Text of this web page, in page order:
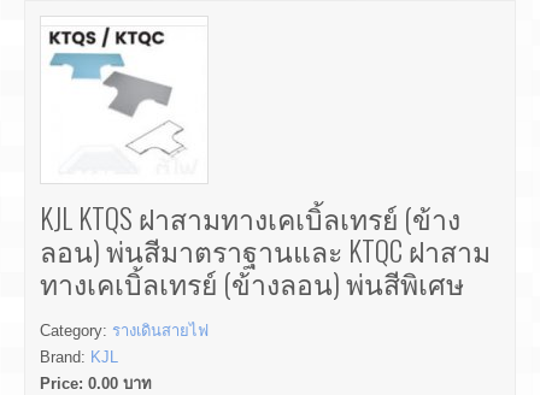
KJL KTQS ฝาสามทางเคเบิ้ลเทรย์ (ข้าง
ลอน) พ่นสีมาตราฐานและ KTQC ฝาสาม
ทางเคเบิ้ลเทรย์ (ข้างลอน) พ่นสีพิเศษ
Category: รางเดินสายไฟ
Brand: KJL
Price: 0.00 บาท